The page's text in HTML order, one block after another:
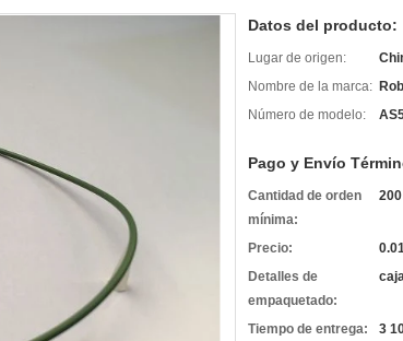
Datos del producto:
Lugar de origen:
Nombre de la marca:
Número de modelo:
Pago y Envío
Cantidad de orden
mínima:
Precio:
Detalles de
empaquetado:
Tiempo de entrega:
3